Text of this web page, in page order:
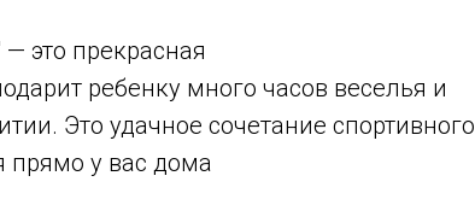
это прекрасная
ребенку много часов веселья и
Это удачное сочетание спортивного
прямо у вас дома